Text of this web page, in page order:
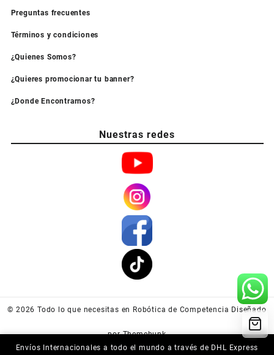
Envíos Internacionales a todo el mundo a través de DHL Express
Preguntas frecuentes
Términos y condiciones
¿Quienes Somos?
¿Quieres promocionar tu banner?
¿Donde Encontrarnos?
Nuestras redes
© 2026 Todo lo que necesitas en Robótica de Competencia Diseñado
por Themehunk